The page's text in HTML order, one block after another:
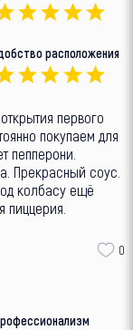
расположения
первого
покупаем для
пепперони.
Прекрасный соус.
колбасу ещë
пиццерия.
0